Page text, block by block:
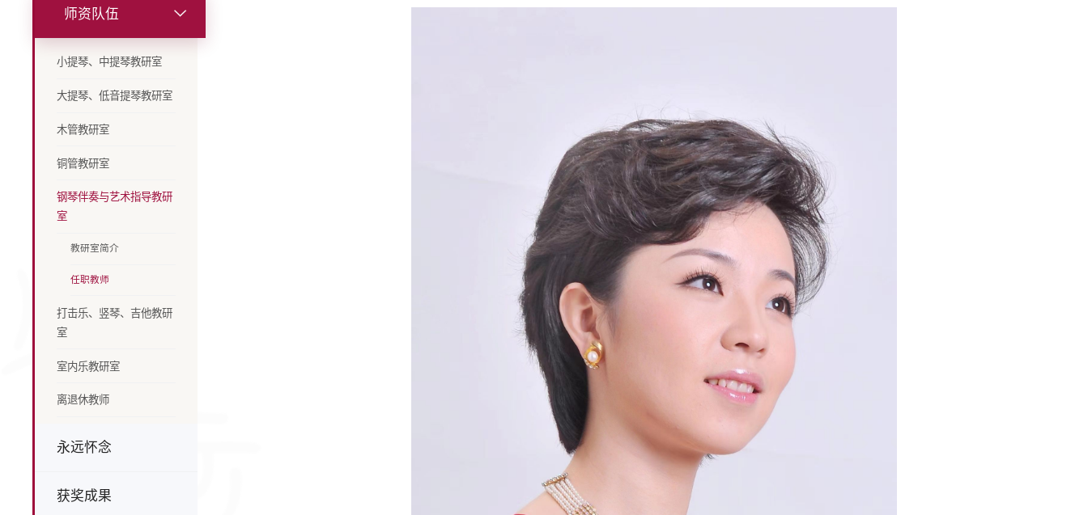
师资队伍
小提琴、中提琴教研室
大提琴、低音提琴教研室
木管教研室
铜管教研室
钢琴伴奏与艺术指导教研
室
教研室简介
任职教师
打击乐、竖琴、吉他教研
室
室内乐教研室
离退休教师
永远怀念
获奖成果